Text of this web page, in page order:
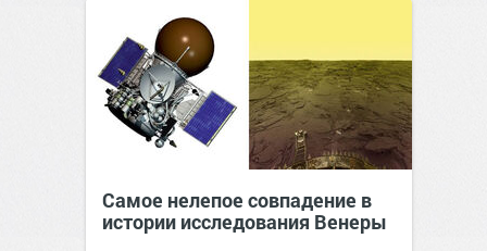
Самое нелепое совпадение в
истории исследования Венеры